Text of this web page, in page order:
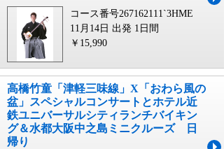
コース番号267162111`3HME
11月14日 出発 1日間
￥15,990
高橋竹童「津軽三味線」X「おわら風の
盆」スペシャルコンサートとホテル近
鉄ユニバーサルシティランチバイキン
グ＆水都大阪中之島ミニクルーズ 日
帰り